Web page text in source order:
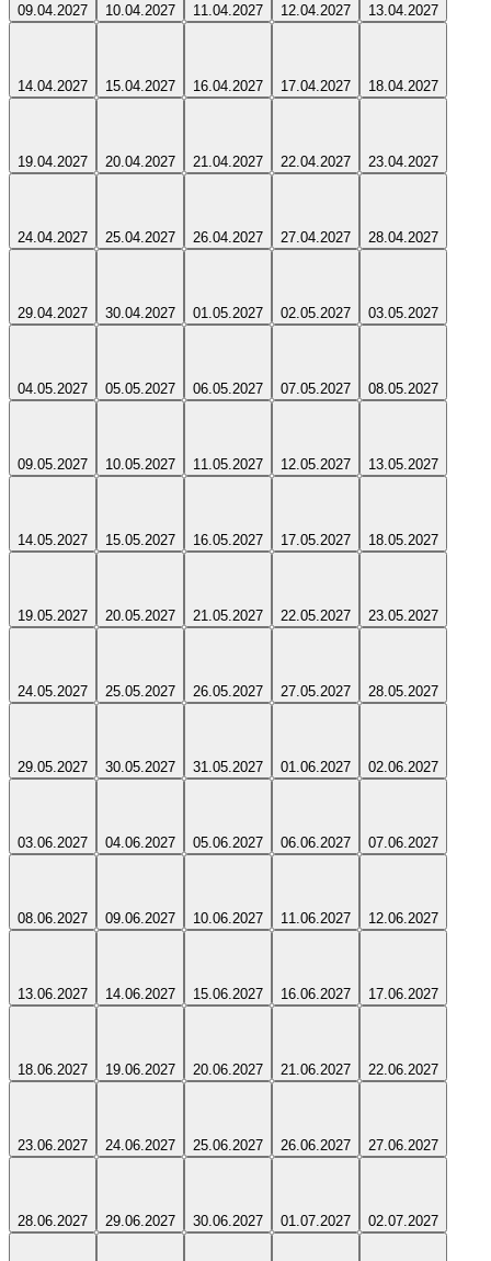
09.04.2027 10.04.2027 11.04.2027 12.04.2027 13.04.2027
14.04.2027 15.04.2027 16.04.2027 17.04.2027 18.04.2027
19.04.2027 20.04.2027 21.04.2027 22.04.2027 23.04.2027
24.04.2027 25.04.2027 26.04.2027 27.04.2027 28.04.2027
29.04.2027 30.04.2027 01.05.2027 02.05.2027 03.05.2027
04.05.2027 05.05.2027 06.05.2027 07.05.2027 08.05.2027
09.05.2027 10.05.2027 11.05.2027 12.05.2027 13.05.2027
14.05.2027 15.05.2027 16.05.2027 17.05.2027 18.05.2027
19.05.2027 20.05.2027 21.05.2027 22.05.2027 23.05.2027
24.05.2027 25.05.2027 26.05.2027 27.05.2027 28.05.2027
29.05.2027 30.05.2027 31.05.2027 01.06.2027 02.06.2027
03.06.2027 04.06.2027 05.06.2027 06.06.2027 07.06.2027
08.06.2027 09.06.2027 10.06.2027 11.06.2027 12.06.2027
13.06.2027 14.06.2027 15.06.2027 16.06.2027 17.06.2027
18.06.2027 19.06.2027 20.06.2027 21.06.2027 22.06.2027
23.06.2027 24.06.2027 25.06.2027 26.06.2027 27.06.2027
28.06.2027 29.06.2027 30.06.2027 01.07.2027 02.07.2027